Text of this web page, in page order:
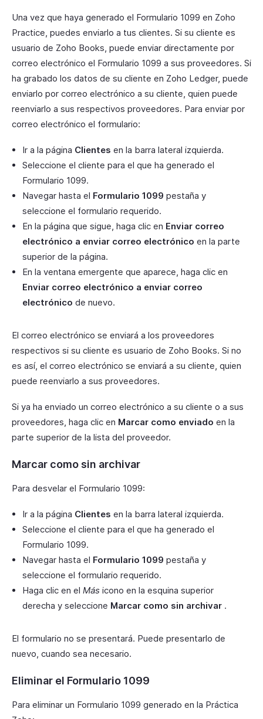
Una vez que haya generado el Formulario 1099 en Zoho
Practice, puedes enviarlo a tus clientes. Si su cliente es
usuario de Zoho Books, puede enviar directamente por
correo electrónico el Formulario 1099 a sus proveedores. Si
ha grabado los datos de su cliente en Zoho Ledger, puede
enviarlo por correo electrónico a su cliente, quien puede
reenviarlo a sus respectivos proveedores. Para enviar por
correo electrónico el formulario:
Ir a la página Clientes en la barra lateral izquierda.
Seleccione el cliente para el que ha generado el
Formulario 1099.
Navegar hasta el Formulario 1099 pestaña y
seleccione el formulario requerido.
En la página que sigue, haga clic en Enviar correo
electrónico a enviar correo electrónico en la parte
superior de la página.
En la ventana emergente que aparece, haga clic en
Enviar correo electrónico a enviar correo
electrónico de nuevo.
El correo electrónico se enviará a los proveedores
respectivos si su cliente es usuario de Zoho Books. Si no
es así, el correo electrónico se enviará a su cliente, quien
puede reenviarlo a sus proveedores.
Si ya ha enviado un correo electrónico a su cliente o a sus
proveedores, haga clic en Marcar como enviado en la
parte superior de la lista del proveedor.
Marcar como sin archivar
Para desvelar el Formulario 1099:
Ir a la página Clientes en la barra lateral izquierda.
Seleccione el cliente para el que ha generado el
Formulario 1099.
Navegar hasta el Formulario 1099 pestaña y
seleccione el formulario requerido.
Haga clic en el Más icono en la esquina superior
derecha y seleccione Marcar como sin archivar .
El formulario no se presentará. Puede presentarlo de
nuevo, cuando sea necesario.
Eliminar el Formulario 1099
Para eliminar un Formulario 1099 generado en la Práctica